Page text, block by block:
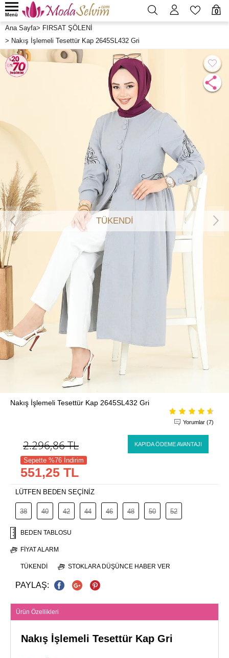
0
Menü
Ana Sayfa> FIRSAT ŞÖLENİ
> Nakış İşlemeli Tesettür Kap 2645SL432 Gri
TÜKENDİ
Nakış İşlemeli Tesettür Kap 2645SL432 Gri
Yorumlar (7)
2.296,86TL KAPIDA ÖDEME AVANTAJI
Sepette %76 İndirim
551,25 TL
LÜTFEN BEDEN SEÇİNİZ
38 40 42 44 46 48 50 52
BEDEN TABLOSU
FIYAT ALARM
TÜKENDI STOKLARA DÜŞÜNCE HABER VER
PAYLAŞ:
Ürün Özellikleri
Nakış İşlemeli Tesettür Kap Gri